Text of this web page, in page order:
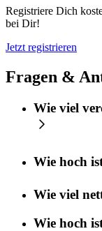
Registriere Dich
bei Dir!
Jetzt registrieren
Fragen &
Wie viel
Wie hoch
Wie viel
Wie hoch